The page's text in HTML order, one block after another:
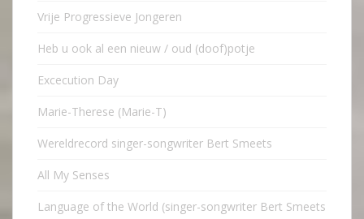
Vrije Progressieve Jongeren
Heb u ook al een nieuw / oud (doof)potje
Excecution Day
Marie-Therese (Marie-T)
Wereldrecord singer-songwriter Bert Smeets
All My Senses
Language of the World (singer-songwriter Bert Smeets